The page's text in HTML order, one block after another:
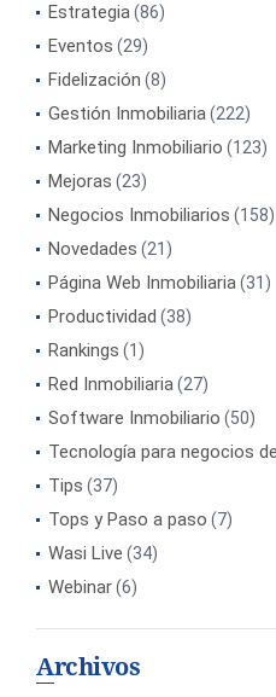
Estrategia(86)
Eventos (29)
Fidelización (8)
Gestión Inmobiliaria(222)
Marketing Inmobiliario (123)
Mejoras (23)
Negocios Inmobiliarios (158)
Novedades (21)
Página Web Inmobiliaria(31)
Productividad (38)
Rankings (1)
Red Inmobiliaria(27)
Software Inmobiliario (50)
Tecnología para negocios
Tips (37)
Tops y Paso a paso (7)
Wasi Live (34)
Webinar(6)
Archivos